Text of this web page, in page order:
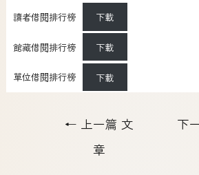
讀者借閱排行榜 下載
館藏借閱排行榜 下載
單位借閱排行榜 下載
← 上一篇 文
章
下